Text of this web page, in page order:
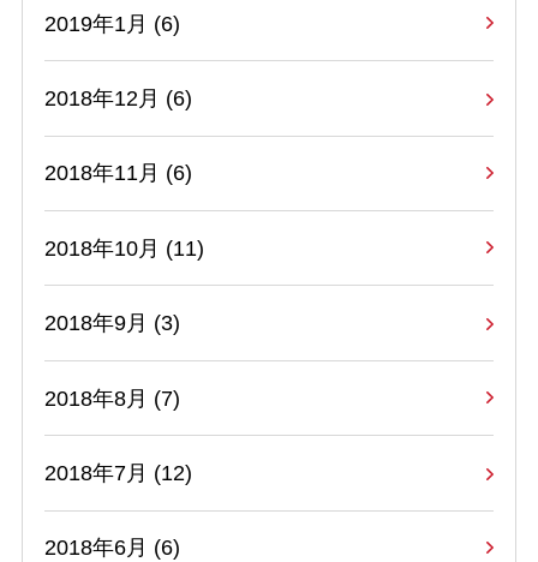
2019年1月 (6)
2018年12月 (6)
2018年11月 (6)
2018年10月 (11)
2018年9月 (3)
2018年8月 (7)
2018年7月 (12)
2018年6月 (6)